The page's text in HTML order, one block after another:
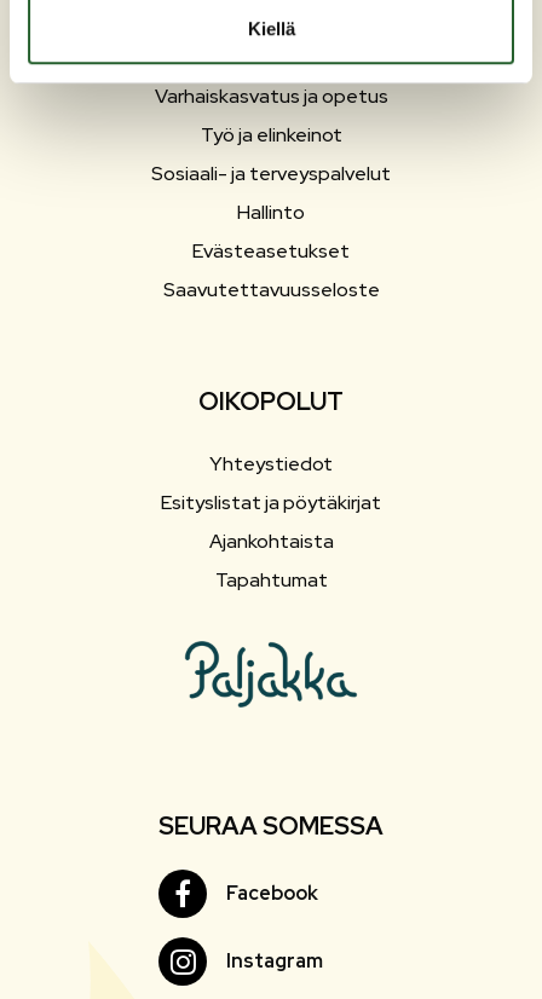
Kiellä
Liikunta ja vapaa-aika
Matkailu
Varhaiskasvatus ja opetus
Työ ja elinkeinot
Sosiaali- ja terveyspalvelut
Hallinto
Evästeasetukset
Saavutettavuusseloste
OIKOPOLUT
Yhteystiedot
Esityslistat ja pöytäkirjat
Ajankohtaista
Tapahtumat
SEURAA SOMESSA
FacebookFacebook
InstagramInstagram